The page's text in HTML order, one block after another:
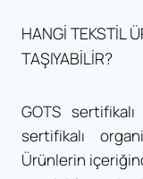
HANGİ TEKSTİL
TAŞIYABİLİR?
GOTS
sertifikalı
Ürünlerin